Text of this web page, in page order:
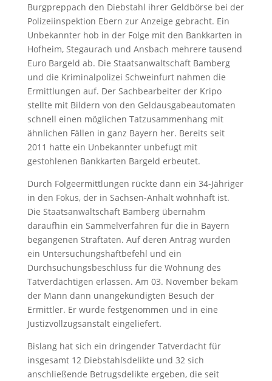
Burgpreppach den Diebstahl ihrer Geldbörse bei der
Polizeiinspektion Ebern zur Anzeige gebracht. Ein
Unbekannter hob in der Folge mit den Bankkarten in
Hofheim, Stegaurach und Ansbach mehrere tausend
Euro Bargeld ab. Die Staatsanwaltschaft Bamberg
und die Kriminalpolizei Schweinfurt nahmen die
Ermittlungen auf. Der Sachbearbeiter der Kripo
stellte mit Bildern von den Geldausgabeautomaten
schnell einen möglichen Tatzusammenhang mit
ähnlichen Fällen in ganz Bayern her. Bereits seit
2011 hatte ein Unbekannter unbefugt mit
gestohlenen Bankkarten Bargeld erbeutet.
Durch Folgeermittlungen rückte dann ein 34-Jähriger
in den Fokus, der in Sachsen-Anhalt wohnhaft ist.
Die Staatsanwaltschaft Bamberg übernahm
daraufhin ein Sammelverfahren für die in Bayern
begangenen Straftaten. Auf deren Antrag wurden
ein Untersuchungshaftbefehl und ein
Durchsuchungsbeschluss für die Wohnung des
Tatverdächtigen erlassen. Am 03. November bekam
der Mann dann unangekündigten Besuch der
Ermittler. Er wurde festgenommen und in eine
Justizvollzugsanstalt eingeliefert.
Bislang hat sich ein dringender Tatverdacht für
insgesamt 12 Diebstahlsdelikte und 32 sich
anschließende Betrugsdelikte ergeben, die seit